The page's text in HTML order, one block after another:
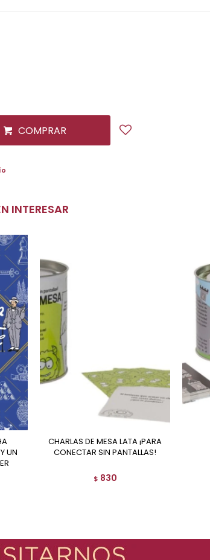
COMPRAR
INTERESAR
UN
CHARLAS DE MESA LATA ¡PARA
CONECTAR SIN PANTALLAS!
$ 830